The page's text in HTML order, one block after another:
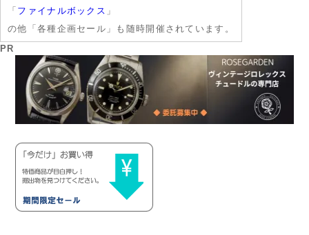
「 ファイナルボックス 」
の他「各種企画セール」も随時開催されています。
PR